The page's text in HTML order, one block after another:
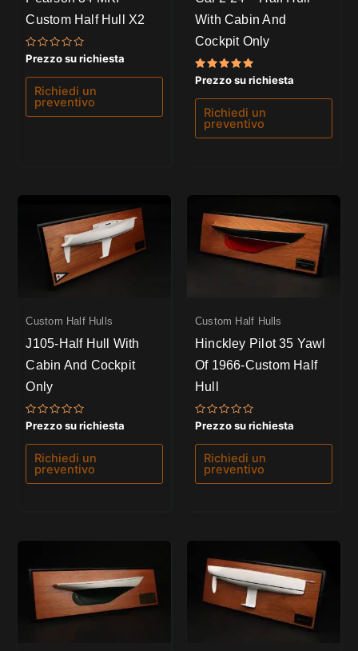
Custom Half Hull X2
Valutato
su
Prezzo su richiesta
Richiedi un
preventivo
With Cabin And
Cockpit Only
Valutato
su 5
Prezzo su richiesta
Richiedi un
preventivo
Custom Half Hulls
J105-Half Hull With
Cabin And Cockpit
Only
Valutato
0
su
Prezzo su richiesta
Richiedi un
preventivo
Custom Half Hulls
Hinckley Pilot 35 Yawl
Of 1966-Custom Half
Hull
Valutato
0
su
Prezzo su richiesta
Richiedi un
preventivo